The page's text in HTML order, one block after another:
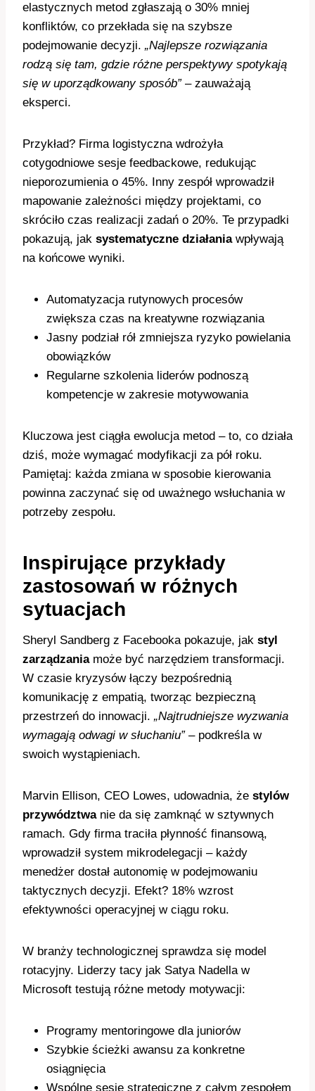
elastycznych metod zgłaszają o 30% mniej
konfliktów, co przekłada się na szybsze
podejmowanie decyzji. „Najlepsze rozwiązania
rodzą się tam, gdzie różne perspektywy spotykają
się w uporządkowany sposób”– zauważają
eksperci.
Przykład? Firma logistyczna wdrożyła
cotygodniowe sesje feedbackowe, redukując
nieporozumienia o 45%. Inny zespół wprowadził
mapowanie zależności między projektami, co
skróciło czas realizacji zadań o 20%. Te przypadki
pokazują, jak systematyczne działaniawpływają
na końcowe wyniki.
Automatyzacja rutynowych procesów
zwiększa czas na kreatywne rozwiązania
Jasny podział rół zmniejsza ryzyko powielania
obowiązków
Regularne szkolenia liderów podnoszą
kompetencje w zakresie motywowania
Kluczowa jest ciągła ewolucja metod – to, co działa
dziś, może wymagać modyfikacji za pół roku.
Pamiętaj: każda zmiana w sposobie kierowania
powinna zaczynać się od uważnego wsłuchania w
potrzeby zespołu.
Inspirujące przykłady
zastosowań w różnych
sytuacjach
Sheryl Sandberg z Facebooka pokazuje, jak styl
zarządzaniamoże być narzędziem transformacji.
W czasie kryzysów łączy bezpośrednią
komunikację z empatią, tworząc bezpieczną
przestrzeń do innowacji. „Najtrudniejsze wyzwania
wymagają odwagi w słuchaniu”– podkreśla w
swoich wystąpieniach.
Marvin Ellison, CEO Lowes, udowadnia, że stylów
przywództwanie da się zamknąć w sztywnych
ramach. Gdy firma traciła płynność finansową,
wprowadził system mikrodelegacji – każdy
menedżer dostał autonomię w podejmowaniu
taktycznych decyzji. Efekt? 18% wzrost
efektywności operacyjnej w ciągu roku.
W branży technologicznej sprawdza się model
rotacyjny. Liderzy tacy jak Satya Nadella w
Microsoft testują różne metody motywacji:
Programy mentoringowe dla juniorów
Szybkie ścieżki awansu za konkretne
osiągnięcia
Wspólne sesje strategiczne z całym zespołem